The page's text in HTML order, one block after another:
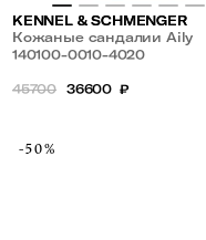
KENNEL & SCHMENGER
Кожаные сандалии Aily
140100-0010-4020
45700 36600 ₽
-50%